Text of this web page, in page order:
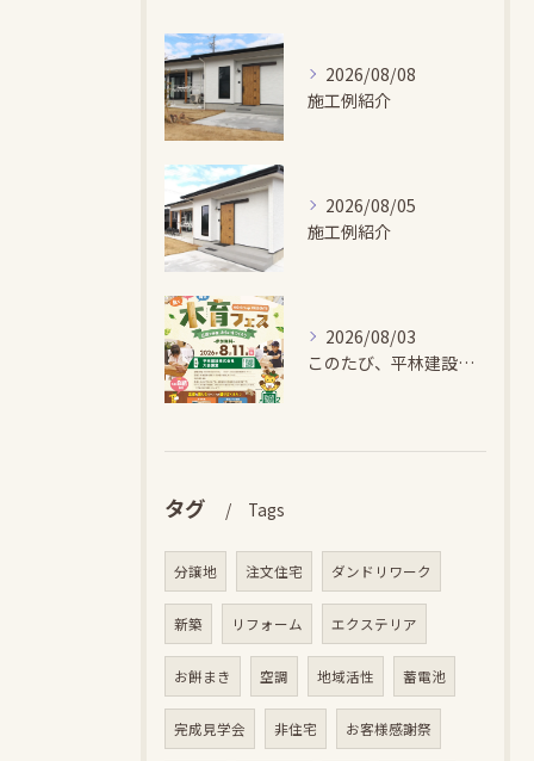
2026/08/08
施工例紹介
2026/08/05
施工例紹介
2026/08/03
このたび、平林建設では、お子さまが木とふれあい・木について学...
タグ Tags
分譲地 注文住宅 ダンドリワーク
新築 リフォーム エクステリア
お餅まき 空調 地域活性 蓄電池
完成見学会 非住宅 お客様感謝祭